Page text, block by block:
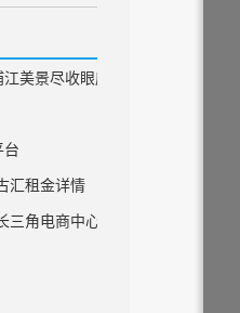
美景尽收眼底 虹
汇租金详情
角电商中心平